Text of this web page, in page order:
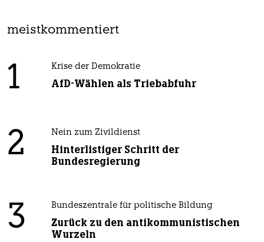
meistkommentiert
1 Krise der Demokratie
AfD-Wählen als Triebabfuhr
2 Nein zum Zivildienst
Hinterlistiger Schritt der
Bundesregierung
3 Bundeszentrale für politische Bildung
Zurück zu den antikommunistischen
Wurzeln